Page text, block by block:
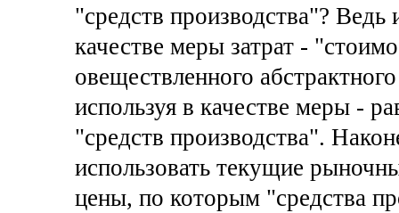
"средств производства"?
качестве меры затрат -
овеществленного
используя в качестве меры -
"средств производства".
использовать текущие
цены, по которым "средства